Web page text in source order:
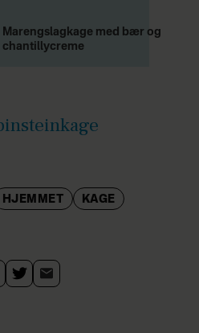
Marengslagkage med bær og
chantillycreme
HJEMMET KAGE